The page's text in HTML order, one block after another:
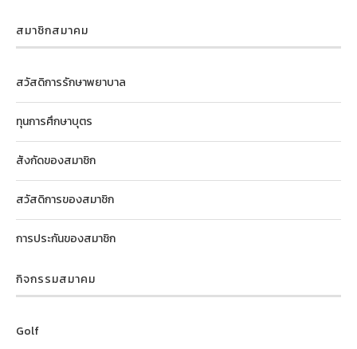
สมาชิกสมาคม
สวัสดิการรักษาพยาบาล
ทุนการศึกษาบุตร
สังกัดของสมาชิก
สวัสดิการของสมาชิก
การประกันของสมาชิก
กิจกรรมสมาคม
Golf